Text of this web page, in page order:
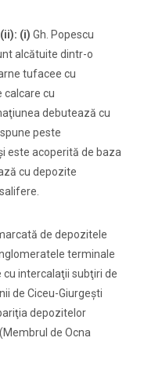
(i) Gh. Popescu
alcătuite dintr-o
tufacee cu
calcare cu
debutează cu
peste
este acoperită de baza
cu depozite
de depozitele
terminale
cu intercalaţii subţiri de
de Ciceu-Giurgeşti
depozitelor
de Ocna